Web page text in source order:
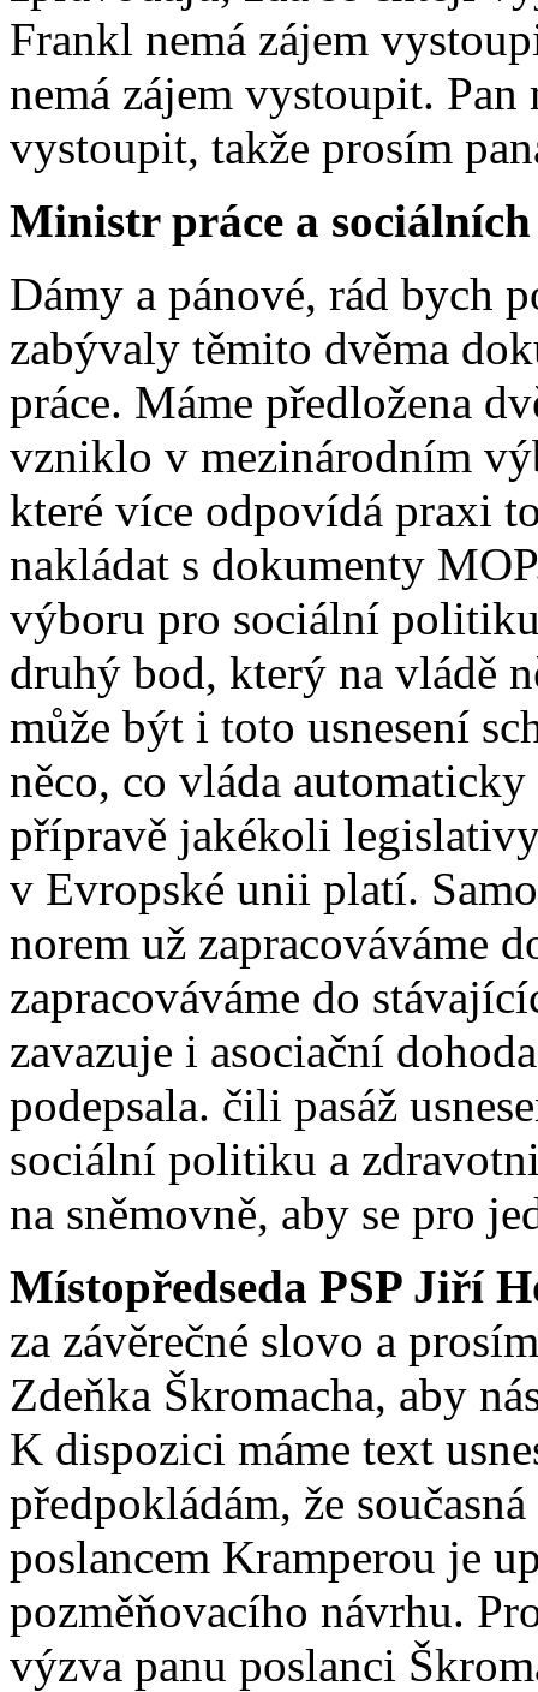
Frankl nemá zájem
nemá zájem vystoupit.
vystoupit, takže prosím
Ministr práce a
Dámy a pánové, rád bych
zabývaly těmito dvěma
práce. Máme předložena
vzniklo v mezinárodním
které více odpovídá praxi
nakládat s dokumenty
výboru pro sociální
druhý bod, který na vládě
může být i toto usnesení
něco, co vláda
přípravě jakékoli
v Evropské unii platí.
norem už zapracováváme
zapracováváme do
zavazuje i asociační
podepsala. čili pasáž
sociální politiku a
na sněmovně, aby se pro
Místopředseda PSP Jiří
za závěrečné slovo a
Zdeňka Škromacha, aby
K dispozici máme text
předpokládám, že
poslancem Kramperou je
pozměňovacího návrhu.
výzva panu poslanci